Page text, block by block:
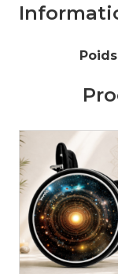
Taille
Position X
Position Y
Poids